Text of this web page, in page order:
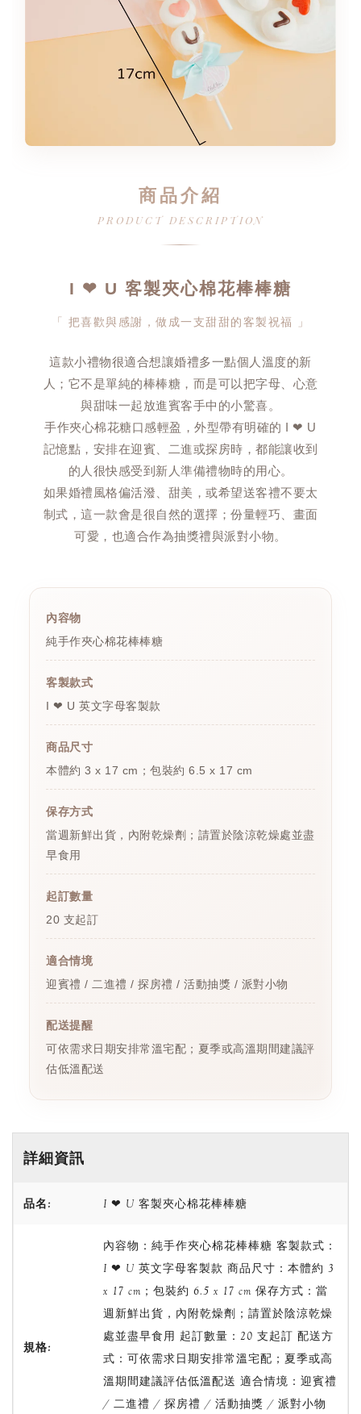
商品介紹
PRODUCT DESCRIPTION
I ❤ U 客製夾心棉花棒棒糖
「 把喜歡與感謝，做成一支甜甜的客製祝福 」
這款小禮物很適合想讓婚禮多一點個人溫度的新
人；它不是單純的棒棒糖，而是可以把字母、心意
與甜味一起放進賓客手中的小驚喜。
手作夾心棉花糖口感輕盈，外型帶有明確的 I ❤ U
記憶點，安排在迎賓、二進或探房時，都能讓收到
的人很快感受到新人準備禮物時的用心。
如果婚禮風格偏活潑、甜美，或希望送客禮不要太
制式，這一款會是很自然的選擇；份量輕巧、畫面
可愛，也適合作為抽獎禮與派對小物。
內容物
純手作夾心棉花棒棒糖
客製款式
I ❤ U 英文字母客製款
商品尺寸
本體約 3 x 17 cm；包裝約 6.5 x 17 cm
保存方式
當週新鮮出貨，內附乾燥劑；請置於陰涼乾燥處並盡
早食用
起訂數量
20 支起訂
適合情境
迎賓禮 / 二進禮 / 探房禮 / 活動抽獎 / 派對小物
配送提醒
可依需求日期安排常溫宅配；夏季或高溫期間建議評
估低溫配送
詳細資訊
品名: I ❤ U 客製夾心棉花棒棒糖
規格:
內容物：純手作夾心棉花棒棒糖 客製款式：
I ❤ U 英文字母客製款 商品尺寸：本體約 3
x 17 cm；包裝約 6.5 x 17 cm 保存方式：當
週新鮮出貨，內附乾燥劑；請置於陰涼乾燥
處並盡早食用 起訂數量：20 支起訂 配送方
式：可依需求日期安排常溫宅配；夏季或高
溫期間建議評估低溫配送 適合情境：迎賓禮
/ 二進禮 / 探房禮 / 活動抽獎 / 派對小物